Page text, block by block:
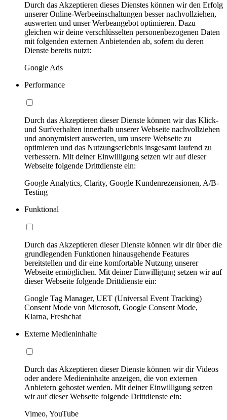
Durch das Akzeptieren dieses Dienstes können wir den Erfolg
unserer Online-Werbeeinschaltungen besser nachvollziehen,
auswerten und unser Werbeangebot optimieren. Dazu
gleichen wir deine verschlüsselten personenbezogenen Daten
mit folgenden externen Anbietenden ab, sofern du deren
Dienste bereits nutzt:
Google Ads
Performance
Durch das Akzeptieren dieser Dienste können wir das Klick-
und Surfverhalten innerhalb unserer Webseite nachvollziehen
und anonymisiert auswerten, um unsere Webseite zu
optimieren und das Nutzungserlebnis insgesamt laufend zu
verbessern. Mit deiner Einwilligung setzen wir auf dieser
Webseite folgende Drittdienste ein:
Google Analytics, Clarity, Google Kundenrezensionen, A/B-
Testing
Funktional
Durch das Akzeptieren dieser Dienste können wir dir über die
grundlegenden Funktionen hinausgehende Features
bereitstellen und dir eine komfortable Nutzung unserer
Webseite ermöglichen. Mit deiner Einwilligung setzen wir auf
dieser Webseite folgende Drittdienste ein:
Google Tag Manager, UET (Universal Event Tracking)
Consent Mode von Microsoft, Google Consent Mode,
Klarna, Freshchat
Externe Medieninhalte
Durch das Akzeptieren dieser Dienste können wir dir Videos
oder andere Medieninhalte anzeigen, die von externen
Anbietern gehostet werden. Mit deiner Einwilligung setzen
wir auf dieser Webseite folgende Drittdienste ein:
Vimeo, YouTube